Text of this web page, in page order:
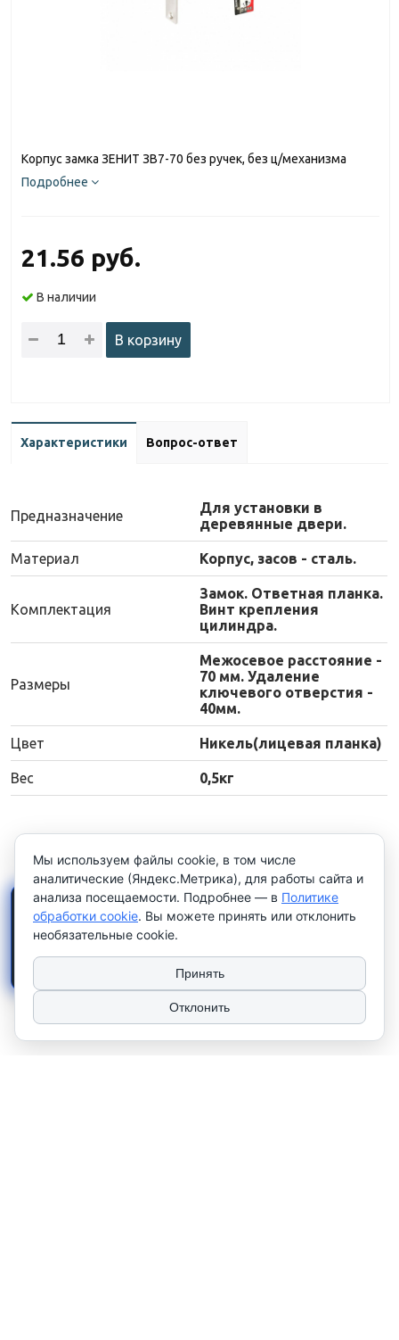
Корпус замка ЗЕНИТ ЗВ7-70 без ручек, без ц/механизма
Подробнее
21.56 руб.
В наличии
В корзину
Характеристики Вопрос-ответ
Предназначение
Для установки в
деревянные двери.
Материал Корпус, засов - сталь.
Комплектация
Замок. Ответная планка.
Винт крепления
цилиндра.
Размеры
Межосевое расстояние -
70 мм. Удаление
ключевого отверстия -
40мм.
Цвет Никель(лицевая планка)
Вес 0,5кг
Мы используем файлы cookie, в том числе
аналитические (Яндекс.Метрика), для работы сайта и
анализа посещаемости. Подробнее — в Политике
обработки cookie. Вы можете принять или отклонить
необязательные cookie.
Принять
Отклонить
×
Работаем только с
юридическими лицами и
индивидуальными
предпринимателями. Цены